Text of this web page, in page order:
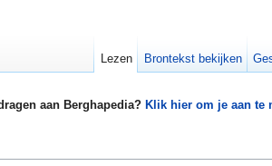
aan Berghapedia? Klik hier om je aan te
Lezen Brontekst bekijken